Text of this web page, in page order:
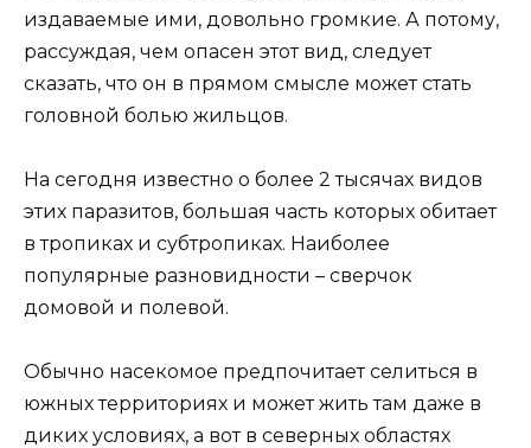
издаваемые ими, довольно громкие. А потому,
рассуждая, чем опасен этот вид, следует
сказать, что он в прямом смысле может стать
головной болью жильцов.
На сегодня известно о более 2 тысячах видов
этих паразитов, большая часть которых обитает
в тропиках и субтропиках. Наиболее
популярные разновидности – сверчок
домовой и полевой.
Обычно насекомое предпочитает селиться в
южных территориях и может жить там даже в
диких условиях, а вот в северных областях